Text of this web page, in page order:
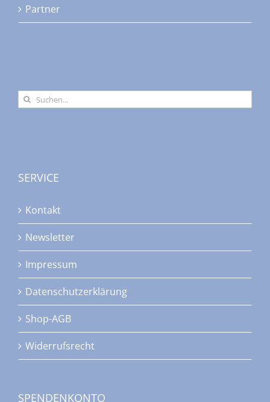
Partner
Suche
nach:
SERVICE
Kontakt
Newsletter
Impressum
Datenschutzerklärung
Shop-AGB
Widerrufsrecht
SPENDENKONTO